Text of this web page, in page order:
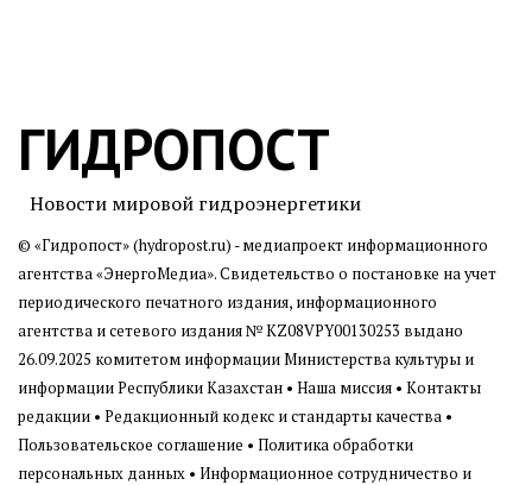
ГИДРОПОСТ
Новости мировой гидроэнергетики
© «Гидропост» (hydropost.ru) - медиапроект информационного
агентства«ЭнергоМедиа». Свидетельство о постановке на учет
периодического печатного издания, информационного
агентства и сетевого издания № KZ08VPY00130253 выдано
26.09.2025 комитетом информации Министерства культуры и
информации Республики Казахстан • Наша миссия • Контакты
редакции • Редакционный кодекс и стандарты качества •
Пользовательское соглашение • Политика обработки
персональных данных • Информационное сотрудничество и